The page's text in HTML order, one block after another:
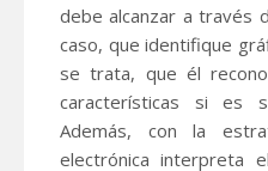
debe alcanzar a través
caso, que identifique
se trata, que él
características si es
Además, con la
electrónica interpreta